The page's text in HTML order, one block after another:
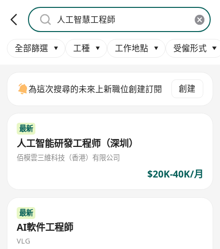
全部篩選 工種 工作地點 受僱形式
為這次搜尋的未來上新職位創建訂閱 創建
最新
人工智能研發工程师（深圳）
佰模雲三維科技（香港）有限公司
$20K-40K/月
最新
AI軟件工程師
VLG